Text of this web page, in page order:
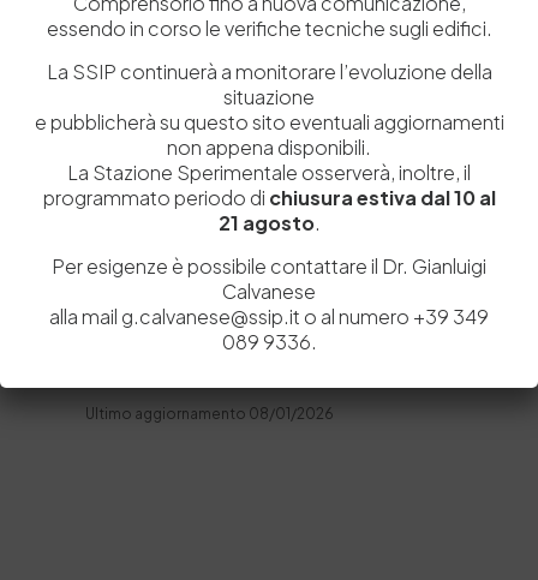
Accesso civico
Accessibilità e Catalogo di dati, metadati e banche dati
Carta dei servizi e
standard di qualità
L’obbligo di pubblicazione non è applicabile
all’amministrazione
Ultimo aggiornamento 08/01/2026
essendo in corso le verifiche tecniche sugli edifici.
La SSIP continuerà a monitorare l’evoluzione della
situazione
e pubblicherà su questo sito eventuali aggiornamenti
non appena disponibili.
La Stazione Sperimentale osserverà, inoltre, il
programmato periodo di chiusura estiva dal 10 al
21 agosto.
Per esigenze è possibile contattare il Dr. Gianluigi
Calvanese
alla mail g.calvanese@ssip.it o al numero +39 349
089 9336.